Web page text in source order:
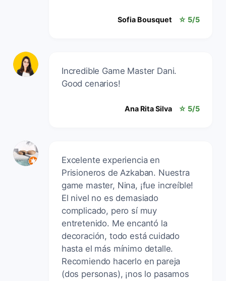
Sofia Bousquet ☆ 5/5
Incredible Game Master Dani.
Good cenarios!
Ana Rita Silva ☆ 5/5
Excelente experiencia en
Prisioneros de Azkaban. Nuestra
game master, Nina, ¡fue increíble!
El nivel no es demasiado
complicado, pero sí muy
entretenido. Me encantó la
decoración, todo está cuidado
hasta el más mínimo detalle.
Recomiendo hacerlo en pareja
(dos personas), ¡nos lo pasamos